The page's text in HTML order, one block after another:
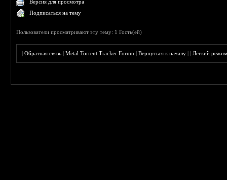
Версия для просмотра
Подписаться на тему
Пользователи просматривают эту тему: 1 Гость(ей)
|Обратная связь |Metal Torrent Tracker Forum |Вернуться к началу ||Лёгкий